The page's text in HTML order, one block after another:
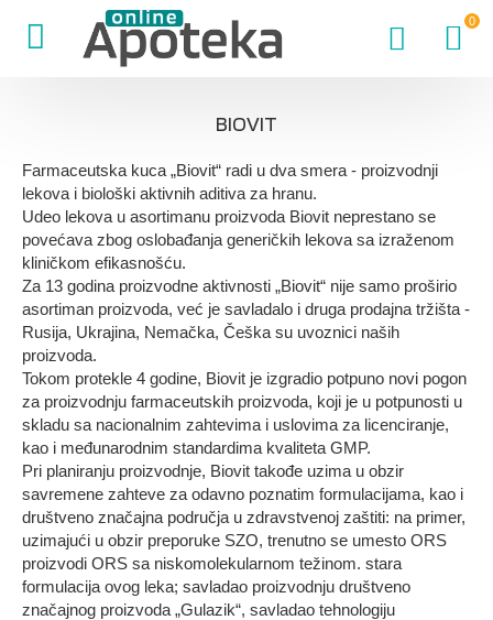
0
BIOVIT
Farmaceutska kuca „Biovit“ radi u dva smera - proizvodnji
lekova i biološki aktivnih aditiva za hranu.
Udeo lekova u asortimanu proizvoda Biovit neprestano se
povećava zbog oslobađanja generičkih lekova sa izraženom
kliničkom efikasnošću.
Za 13 godina proizvodne aktivnosti „Biovit“ nije samo proširio
asortiman proizvoda, već je savladalo i druga prodajna tržišta -
Rusija, Ukrajina, Nemačka, Češka su uvoznici naših
proizvoda.
Tokom protekle 4 godine, Biovit je izgradio potpuno novi pogon
za proizvodnju farmaceutskih proizvoda, koji je u potpunosti u
skladu sa nacionalnim zahtevima i uslovima za licenciranje,
kao i međunarodnim standardima kvaliteta GMP.
Pri planiranju proizvodnje, Biovit takođe uzima u obzir
savremene zahteve za odavno poznatim formulacijama, kao i
društveno značajna područja u zdravstvenoj zaštiti: na primer,
uzimajući u obzir preporuke SZO, trenutno se umesto ORS
proizvodi ORS sa niskomolekularnom težinom. stara
formulacija ovog leka; savladao proizvodnju društveno
značajnog proizvoda „Gulazik“, savladao tehnologiju